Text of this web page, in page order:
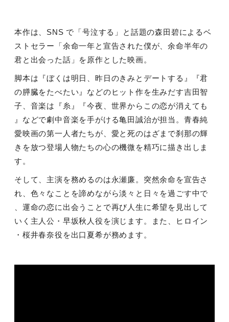
本作は、 SNS で「号泣する」と話題の森田碧によるベ
ストセラー「余命一年と宣告された僕が、余命半年の
君と出会った話」を原作とした映画。
脚本は『ぼくは明日、昨日のきみとデートする』『君
の膵臓をたべたい』などのヒット作を生みだす吉田智
子、音楽は『糸』『今夜、世界からこの恋が消えても
』などで劇中音楽を手がける亀田誠治が担当。青春純
愛映画の第一人者たちが、愛と死のはざまで刹那の輝
きを放つ登場人物たちの心の機微を精巧に描き出しま
す。
そして、主演を務めるのは永瀬廉。突然余命を宣告さ
れ、色々なことを諦めながら淡々と日々を過ごす中で
、運命の恋に出会うことで再び人生に希望を見出して
いく主人公・早坂秋人役を演じます。また、ヒロイン
・桜井春奈役を出口夏希が務めます。